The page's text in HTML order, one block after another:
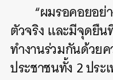
“ผมรอคอยอย่
ตัวจริง และมีจุดยืน
ทำงานร่วมกันด้วยค
ประชาชนทั้ง 2 ประ